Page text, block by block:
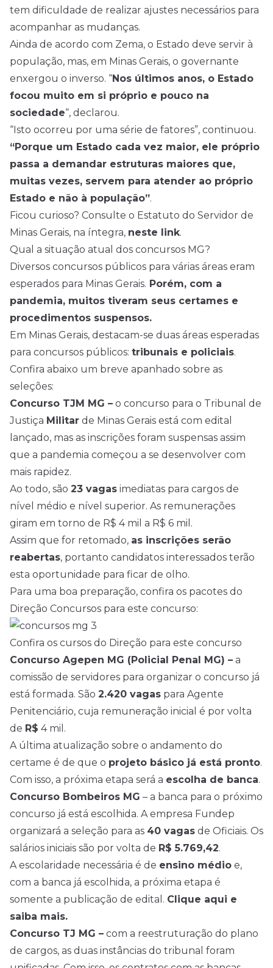
tem dificuldade de realizar ajustes necessários para
acompanhar as mudanças.
Ainda de acordo com Zema, o Estado deve servir à
população, mas, em Minas Gerais, o governante
enxergou o inverso. “Nos últimos anos, o Estado
focou muito em si próprio e pouco na
sociedade“, declarou.
“Isto ocorreu por uma série de fatores”, continuou.
“Porque um Estado cada vez maior, ele próprio
passa a demandar estruturas maiores que,
muitas vezes, servem para atender ao próprio
Estado e não à população”.
Ficou curioso? Consulte o Estatuto do Servidor de
Minas Gerais, na íntegra, neste link.
Qual a situação atual dos concursos MG?
Diversos concursos públicos para várias áreas eram
esperados para Minas Gerais. Porém, com a
pandemia, muitos tiveram seus certames e
procedimentos suspensos.
Em Minas Gerais, destacam-se duas áreas esperadas
para concursos públicos: tribunais e policiais.
Confira abaixo um breve apanhado sobre as
seleções:
Concurso TJM MG – o concurso para o Tribunal de
Justiça Militar de Minas Gerais está com edital
lançado, mas as inscrições foram suspensas assim
que a pandemia começou a se desenvolver com
mais rapidez.
Ao todo, são 23 vagas imediatas para cargos de
nível médio e nível superior. As remunerações
giram em torno de R$ 4 mil a R$ 6 mil.
Assim que for retomado, as inscrições serão
reabertas, portanto candidatos interessados terão
esta oportunidade para ficar de olho.
Para uma boa preparação, confira os pacotes do
Direção Concursos para este concurso:
Confira os cursos do Direção para este concurso
Concurso Agepen MG (Policial Penal MG) – a
comissão de servidores para organizar o concurso já
está formada. São 2.420 vagas para Agente
Penitenciário, cuja remuneração inicial é por volta
de R$ 4 mil.
A última atualização sobre o andamento do
certame é de que o projeto básico já está pronto.
Com isso, a próxima etapa será a escolha de banca.
Concurso Bombeiros MG – a banca para o próximo
concurso já está escolhida. A empresa Fundep
organizará a seleção para as 40 vagas de Oficiais. Os
salários iniciais são por volta de R$ 5.769,42.
A escolaridade necessária é de ensino médio e,
com a banca já escolhida, a próxima etapa é
somente a publicação de edital. Clique aqui e
saiba mais.
Concurso TJ MG – com a reestruturação do plano
de cargos, as duas instâncias do tribunal foram